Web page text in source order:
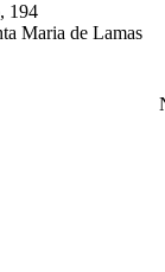
194
Maria de Lamas